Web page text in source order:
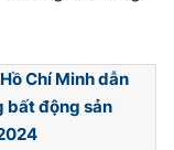
Chí Minh dẫn
bất động sản